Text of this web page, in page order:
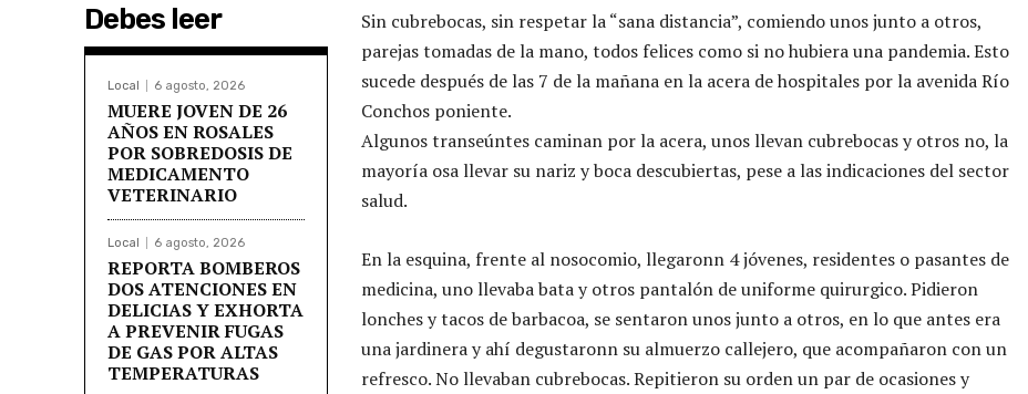
Debes leer
Local 6 agosto, 2026
MUERE JOVEN DE 26
AÑOS EN ROSALES
POR SOBREDOSIS DE
MEDICAMENTO
VETERINARIO
Local 6 agosto, 2026
REPORTA BOMBEROS
DOS ATENCIONES EN
DELICIAS Y EXHORTA
A PREVENIR FUGAS
DE GAS POR ALTAS
TEMPERATURAS
Sin cubrebocas, sin respetar la “sana distancia”, comiendo unos junto a otros,
parejas tomadas de la mano, todos felices como si no hubiera una pandemia. Esto
sucede después de las 7 de la mañana en la acera de hospitales por la avenida Río
Conchos poniente.
Algunos transeúntes caminan por la acera, unos llevan cubrebocas y otros no, la
mayoría osa llevar su nariz y boca descubiertas, pese a las indicaciones del sector
salud.
En la esquina, frente al nosocomio, llegaronn 4 jóvenes, residentes o pasantes de
medicina, uno llevaba bata y otros pantalón de uniforme quirurgico. Pidieron
lonches y tacos de barbacoa, se sentaron unos junto a otros, en lo que antes era
una jardinera y ahí degustaronn su almuerzo callejero, que acompañaron con un
refresco. No llevaban cubrebocas. Repitieron su orden un par de ocasiones y